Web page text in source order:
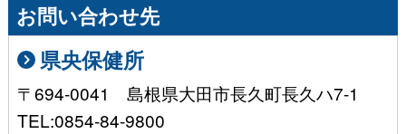
お問い合わせ先
県央保健所
〒694-0041 島根県大田市長久町長久ハ7-1
TEL:0854-84-9800